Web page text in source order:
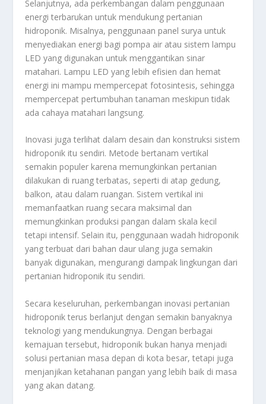
Selanjutnya, ada perkembangan dalam penggunaan
energi terbarukan untuk mendukung pertanian
hidroponik. Misalnya, penggunaan panel surya untuk
menyediakan energi bagi pompa air atau sistem lampu
LED yang digunakan untuk menggantikan sinar
matahari. Lampu LED yang lebih efisien dan hemat
energi ini mampu mempercepat fotosintesis, sehingga
mempercepat pertumbuhan tanaman meskipun tidak
ada cahaya matahari langsung.
Inovasi juga terlihat dalam desain dan konstruksi sistem
hidroponik itu sendiri. Metode bertanam vertikal
semakin populer karena memungkinkan pertanian
dilakukan di ruang terbatas, seperti di atap gedung,
balkon, atau dalam ruangan. Sistem vertikal ini
memanfaatkan ruang secara maksimal dan
memungkinkan produksi pangan dalam skala kecil
tetapi intensif. Selain itu, penggunaan wadah hidroponik
yang terbuat dari bahan daur ulang juga semakin
banyak digunakan, mengurangi dampak lingkungan dari
pertanian hidroponik itu sendiri.
Secara keseluruhan, perkembangan inovasi pertanian
hidroponik terus berlanjut dengan semakin banyaknya
teknologi yang mendukungnya. Dengan berbagai
kemajuan tersebut, hidroponik bukan hanya menjadi
solusi pertanian masa depan di kota besar, tetapi juga
menjanjikan ketahanan pangan yang lebih baik di masa
yang akan datang.